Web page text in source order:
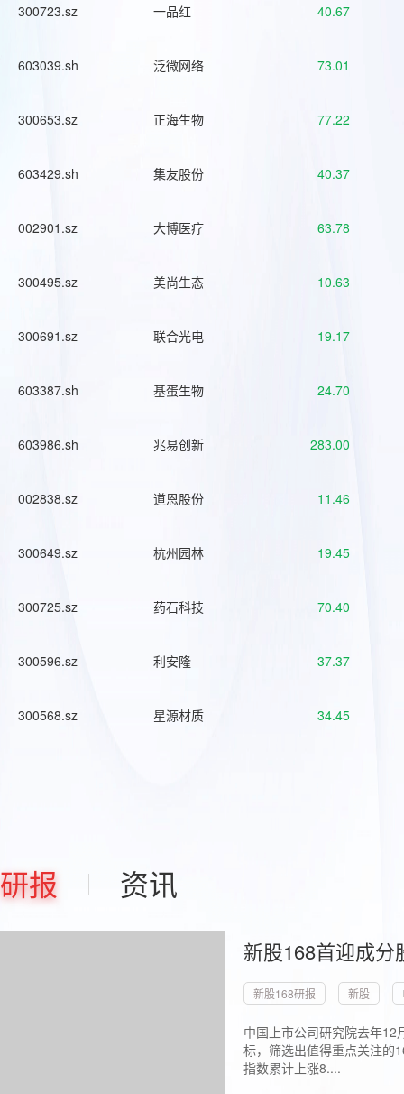
300723.sz 一品红 40.67
603039.sh 泛微网络 73.01
300653.sz 正海生物 77.22
603429.sh 集友股份 40.37
002901.sz 大博医疗 63.78
300495.sz 美尚生态 10.63
300691.sz 联合光电 19.17
603387.sh 基蛋生物 24.70
603986.sh 兆易创新 283.00
002838.sz 道恩股份 11.46
300649.sz 杭州园林 19.45
300725.sz 药石科技 70.40
300596.sz 利安隆 37.37
300568.sz 星源材质 34.45
研报 资讯
新股168首迎成
新股168研报 新股
中国上市公司研究院去年
标，筛选出值得重点关注的
指数累计上涨8....